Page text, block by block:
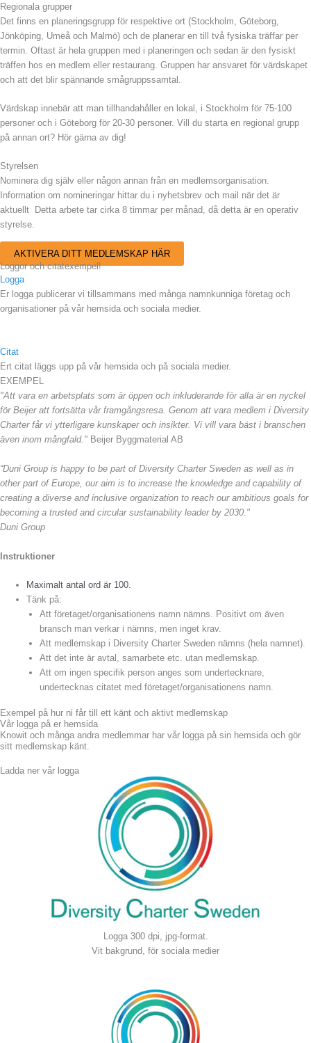
Regionala grupper
Det finns en planeringsgrupp för respektive ort (Stockholm, Göteborg,
Jönköping, Umeå och Malmö) och de planerar en till två fysiska träffar per
termin. Oftast är hela gruppen med i planeringen och sedan är den fysiskt
träffen hos en medlem eller restaurang. Gruppen har ansvaret för värdskapet
och att det blir spännande smågruppssamtal.
Värdskap innebär att man tillhandahåller en lokal, i Stockholm för 75-100
personer och i Göteborg för 20-30 personer. Vill du starta en regional grupp
på annan ort? Hör gärna av dig!
Styrelsen
Nominera dig själv eller någon annan från en medlemsorganisation.
Information om nomineringar hittar du i nyhetsbrev och mail när det är
aktuellt Detta arbete tar cirka 8 timmar per månad, då detta är en operativ
styrelse.
AKTIVERA DITT MEDLEMSKAP HÄR
Loggor och citatexempel!
Logga
Er logga publicerar vi tillsammans med många namnkunniga företag och
organisationer på vår hemsida och sociala medier.
Citat
Ert citat läggs upp på vår hemsida och på sociala medier.
EXEMPEL
"Att vara en arbetsplats som är öppen och inkluderande för alla är en nyckel
för Beijer att fortsätta vår framgångsresa. Genom att vara medlem i Diversity
Charter får vi ytterligare kunskaper och insikter. Vi vill vara bäst i branschen
även inom mångfald." Beijer Byggmaterial AB
“Duni Group is happy to be part of Diversity Charter Sweden as well as in
other part of Europe, our aim is to increase the knowledge and capability of
creating a diverse and inclusive organization to reach our ambitious goals for
becoming a trusted and circular sustainability leader by 2030."
Duni Group
Instruktioner
Maximalt antal ord är 100.
Tänk på:
Att företaget/organisationens namn nämns. Positivt om även
bransch man verkar i nämns, men inget krav.
Att medlemskap i Diversity Charter Sweden nämns (hela namnet).
Att det inte är avtal, samarbete etc. utan medlemskap.
Att om ingen specifik person anges som undertecknare,
undertecknas citatet med företaget/organisationens namn.
Exempel på hur ni får till ett känt och aktivt medlemskap
Vår logga på er hemsida
Knowit och många andra medlemmar har vår logga på sin hemsida och gör
sitt medlemskap känt.
Ladda ner vår logga
Logga 300 dpi, jpg-format.
Vit bakgrund, för sociala medier